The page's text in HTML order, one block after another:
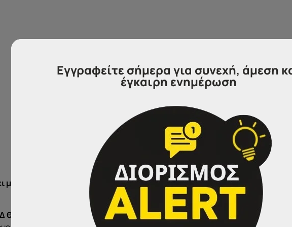
μόνο αίτηση και για θέσεις μίας μόνο κατηγορίας προσωπικού (ΤΕ ή
αναρτήσει, το αργότερο μέσα σε 20 ημέρες από τη λήξη της
Εγγραφείτε σήμερα για συνεχή, άμεση
έγκαιρη ενημέρωση